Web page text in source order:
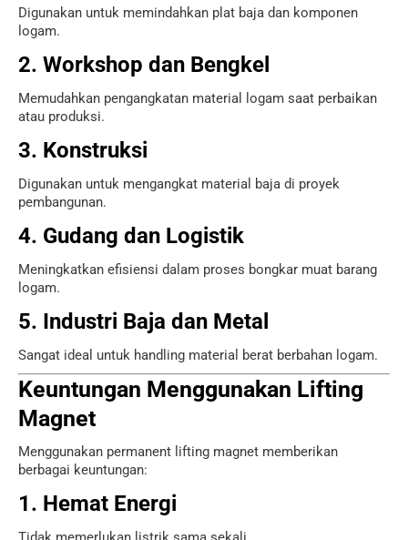
Digunakan untuk memindahkan plat baja dan komponen
logam.
2. Workshop dan Bengkel
Memudahkan pengangkatan material logam saat perbaikan
atau produksi.
3. Konstruksi
Digunakan untuk mengangkat material baja di proyek
pembangunan.
4. Gudang dan Logistik
Meningkatkan efisiensi dalam proses bongkar muat barang
logam.
5. Industri Baja dan Metal
Sangat ideal untuk handling material berat berbahan logam.
Keuntungan Menggunakan Lifting
Magnet
Menggunakan permanent lifting magnet memberikan
berbagai keuntungan:
1. Hemat Energi